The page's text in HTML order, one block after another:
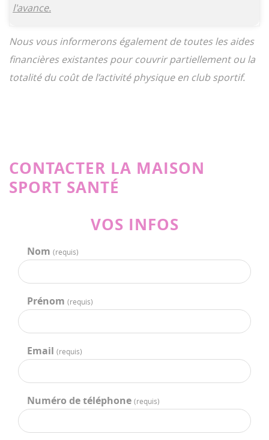
l'avance.
Nous vous informerons également de toutes les aides
financières existantes pour couvrir partiellement ou la
totalité du coût de l’activité physique en club sportif.
CONTACTER LA MAISON
SPORT SANTÉ
VOS INFOS
Nom (requis)
Prénom (requis)
Email (requis)
Numéro de téléphone (requis)